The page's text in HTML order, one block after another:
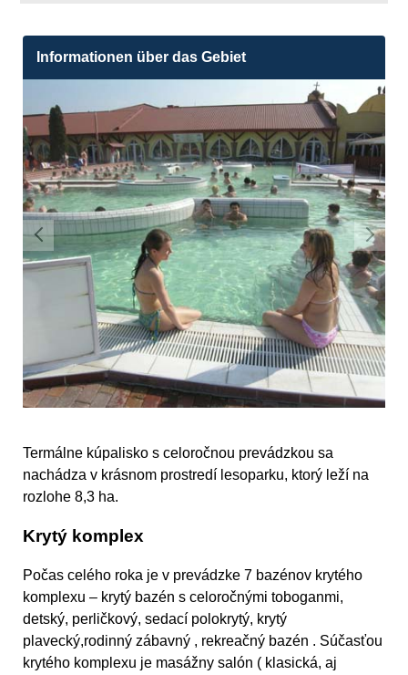
Informationen über das Gebiet
Termálne kúpalisko s celoročnou prevádzkou sa
nachádza v krásnom prostredí lesoparku, ktorý leží na
rozlohe 8,3 ha.
Krytý komplex
Počas celého roka je v prevádzke 7 bazénov krytého
komplexu – krytý bazén s celoročnými toboganmi,
detský, perličkový, sedací polokrytý, krytý
plavecký,rodinný zábavný , rekreačný bazén . Súčasťou
krytého komplexu je masážny salón ( klasická, aj